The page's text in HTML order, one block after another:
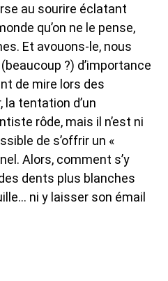
au sourire éclatant
qu’on ne le pense,
Et avouons-le, nous
?) d’importance
de mire lors des
la tentation d’un
rôde, mais il n’est ni
de s’offrir un «
Alors, comment s’y
dents plus blanches
ni y laisser son émail